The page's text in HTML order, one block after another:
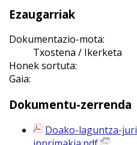
Ezaugarriak
Dokumentazio-mota:
Txostena / Ikerketa
Honek sortuta:
Gaia:
Dokumentu-zerrenda
Doako-laguntza-